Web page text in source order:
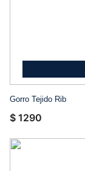
Gorro Tejido Rib
$ 1290